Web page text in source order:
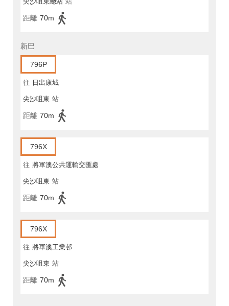
距離 70m
新巴
796P
往 日出康城
尖沙咀東 站
距離 70m
796X
往 將軍澳公共運輸交匯處
尖沙咀東 站
距離 70m
796X
往 將軍澳工業邨
尖沙咀東 站
距離 70m